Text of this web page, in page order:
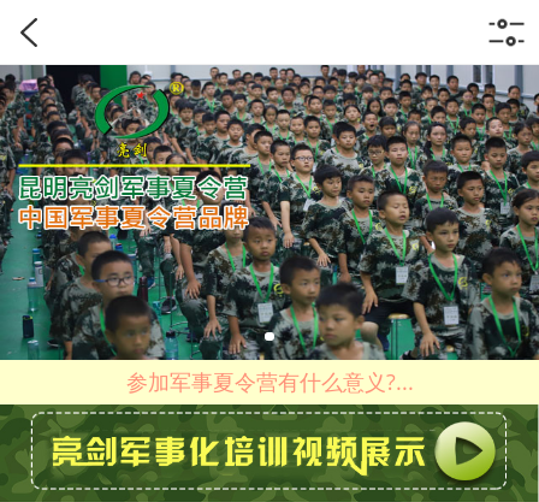
参加军事夏令营有什么意义?...